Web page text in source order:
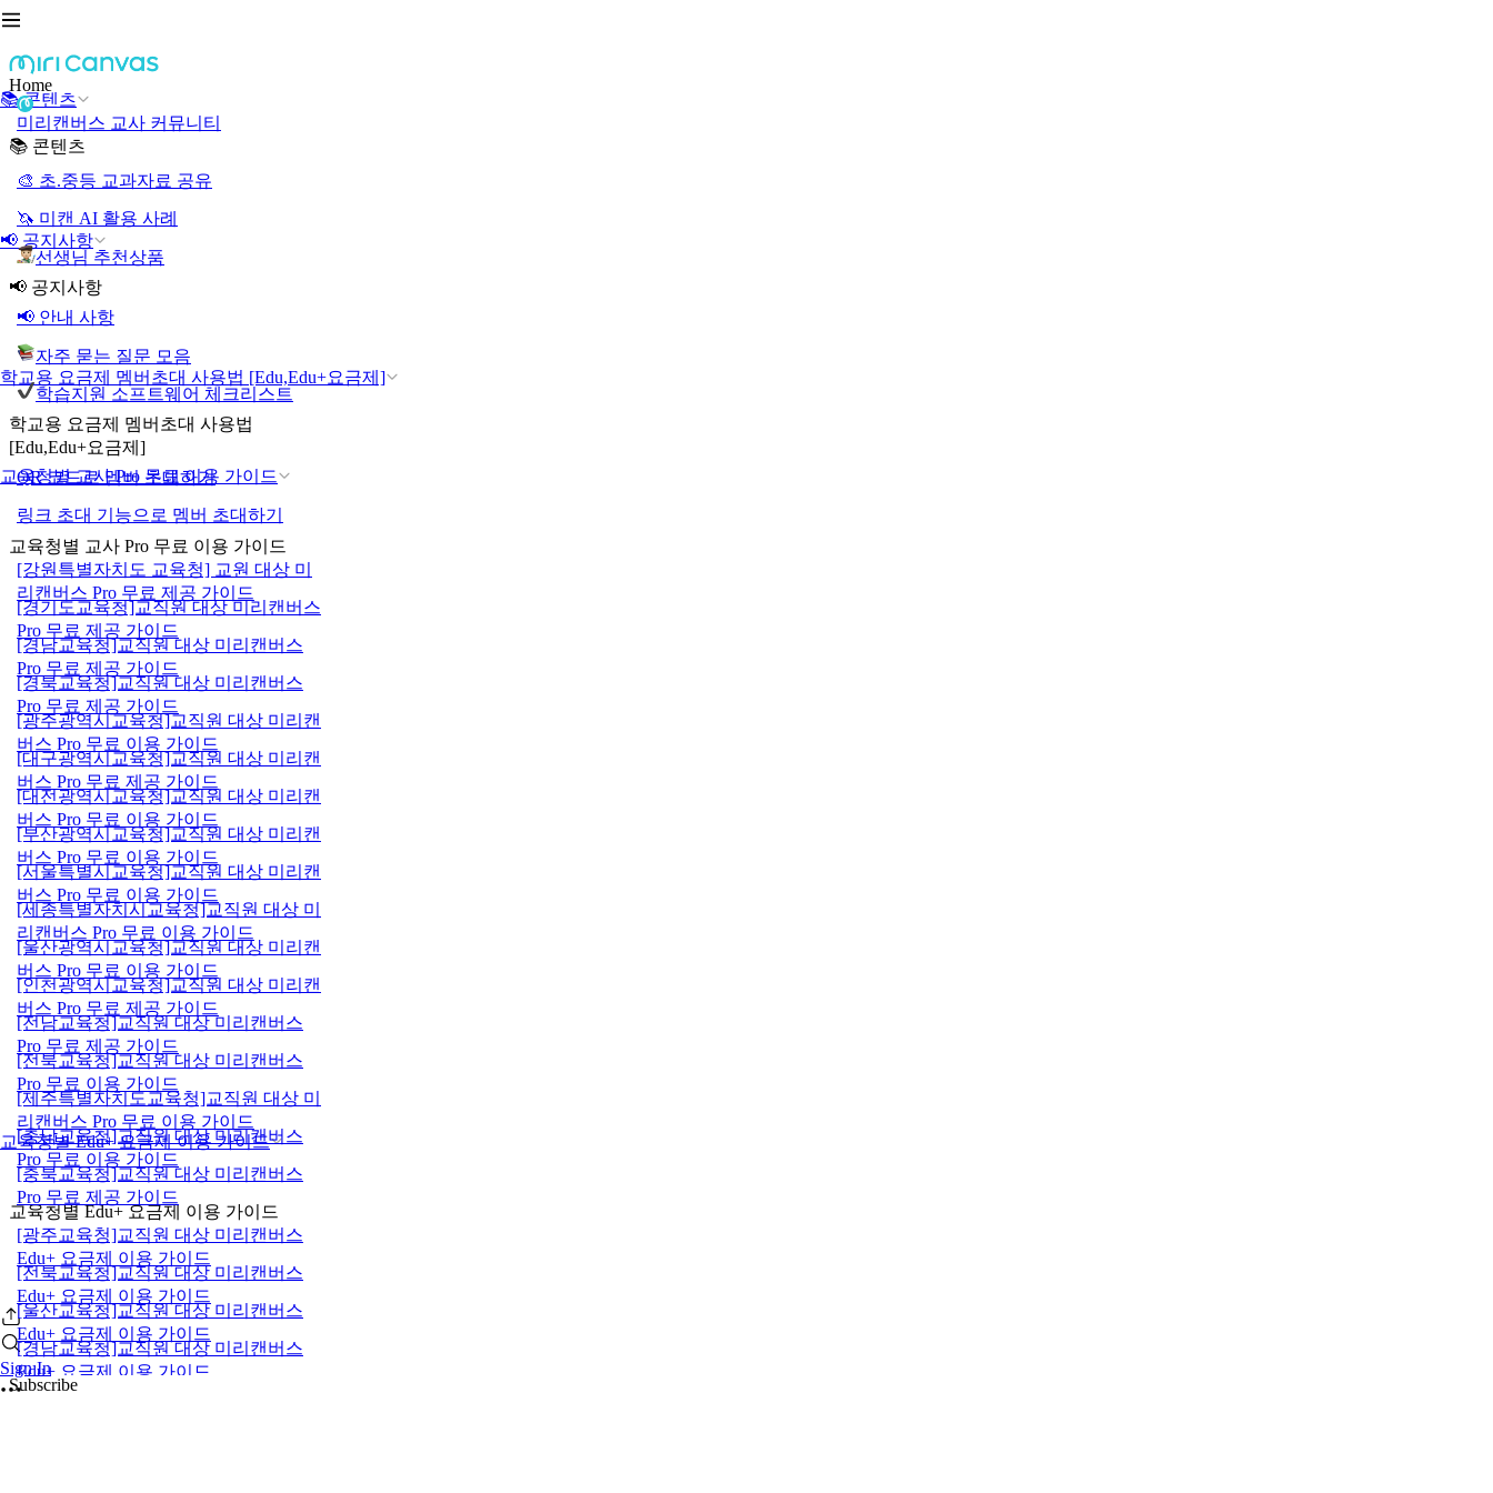
📚 콘텐츠
📢 공지사항
학교용 요금제 멤버초대 사용법 [Edu,Edu+요금제]
교육청별 교사 Pro 무료 이용 가이드
교육청별 Edu+ 요금제 이용 가이드
Sign In
Home
미리캔버스 교사 커뮤니티
📚 콘텐츠
🎨 초.중등 교과자료 공유
🦄 미캔 AI 활용 사례
선생님 추천상품
📢 공지사항
📢 안내 사항
자주 묻는 질문 모음
학습지원 소프트웨어 체크리스트
학교용 요금제 멤버초대 사용법
[Edu,Edu+요금제]
QR 코드로 멤버 초대하기
링크 초대 기능으로 멤버 초대하기
교육청별 교사 Pro 무료 이용 가이드
[강원특별자치도 교육청] 교원 대상 미
리캔버스 Pro 무료 제공 가이드
[경기도교육청]교직원 대상 미리캔버스
Pro 무료 제공 가이드
[경남교육청]교직원 대상 미리캔버스
Pro 무료 제공 가이드
[경북교육청]교직원 대상 미리캔버스
Pro 무료 제공 가이드
[광주광역시교육청]교직원 대상 미리캔
버스 Pro 무료 이용 가이드
[대구광역시교육청]교직원 대상 미리캔
버스 Pro 무료 제공 가이드
[대전광역시교육청]교직원 대상 미리캔
버스 Pro 무료 이용 가이드
[부산광역시교육청]교직원 대상 미리캔
버스 Pro 무료 이용 가이드
[서울특별시교육청]교직원 대상 미리캔
버스 Pro 무료 이용 가이드
[세종특별자치시교육청]교직원 대상 미
리캔버스 Pro 무료 이용 가이드
[울산광역시교육청]교직원 대상 미리캔
버스 Pro 무료 이용 가이드
[인천광역시교육청]교직원 대상 미리캔
버스 Pro 무료 제공 가이드
[전남교육청]교직원 대상 미리캔버스
Pro 무료 제공 가이드
[전북교육청]교직원 대상 미리캔버스
Pro 무료 이용 가이드
[제주특별자치도교육청]교직원 대상 미
리캔버스 Pro 무료 이용 가이드
[충남교육청]교직원 대상 미리캔버스
Pro 무료 이용 가이드
[충북교육청]교직원 대상 미리캔버스
Pro 무료 제공 가이드
교육청별 Edu+ 요금제 이용 가이드
[광주교육청]교직원 대상 미리캔버스
Edu+ 요금제 이용 가이드
[전북교육청]교직원 대상 미리캔버스
Edu+ 요금제 이용 가이드
[울산교육청]교직원 대상 미리캔버스
Edu+ 요금제 이용 가이드
[경남교육청]교직원 대상 미리캔버스
Edu+ 요금제 이용 가이드
Subscribe